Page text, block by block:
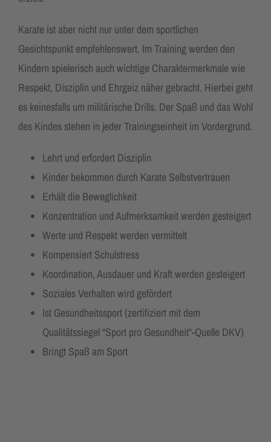
Karate ist aber nicht nur unter dem sportlichen
Gesichtspunkt empfehlenswert. Im Training werden den
Kindern spielerisch auch wichtige Charaktermerkmale wie
Respekt, Disziplin und Ehrgeiz näher gebracht. Hierbei geht
es keinesfalls um militärische Drills. Der Spaß und das Wohl
des Kindes stehen in jeder Trainingseinheit im Vordergrund.
Lehrt und erfordert Disziplin
Kinder bekommen durch Karate Selbstvertrauen
Erhält die Beweglichkeit
Konzentration und Aufmerksamkeit werden gesteigert
Werte und Respekt werden vermittelt
Kompensiert Schulstress
Koordination, Ausdauer und Kraft werden gesteigert
Soziales Verhalten wird gefördert
Ist Gesundheitssport (zertifiziert mit dem
Qualitätssiegel “Sport pro Gesundheit“-Quelle DKV)
Bringt Spaß am Sport